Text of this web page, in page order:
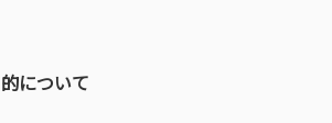
について